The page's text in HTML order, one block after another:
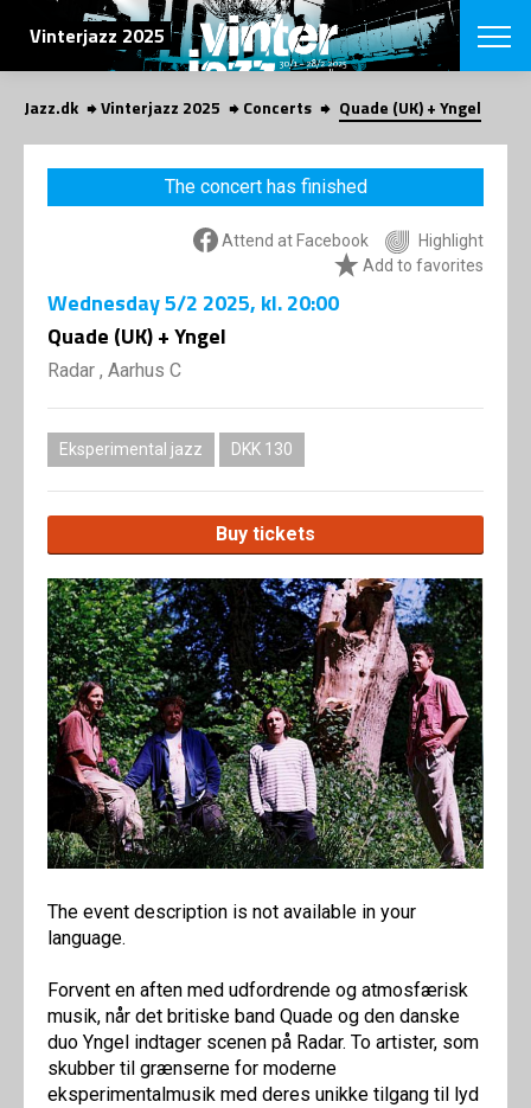
SEARCH
Vinterjazz 2025
Danish
CHOOSE
COPENHAGEN
VINTERJAZZ
Concerts
Themes
LOCATIONS
SHOP
Jazz.dk Vinterjazz 2025 Concerts Quade (UK) + Yngel
The concert has finished
Attend at Facebook
Highlight
Add to favorites
Wednesday5/2 2025, kl. 20:00
Quade (UK) + Yngel
Radar , Aarhus C
Eksperimental jazz DKK 130
Buy tickets
The event description is not available in your
language.
Forvent en aften med udfordrende og atmosfærisk
musik, når det britiske band Quade og den danske
duo Yngel indtager scenen på Radar. To artister, som
skubber til grænserne for moderne
eksperimentalmusik med deres unikke tilgang til lyd